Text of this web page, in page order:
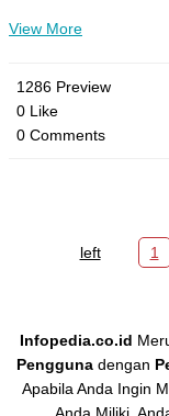
View More
1286 Preview
0 Like
0 Comments
left 1
Infopedia.co.id
Penggunadengan
Apabila Anda Ingin